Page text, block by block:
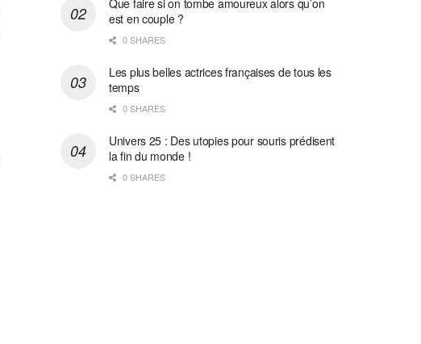
est en couple ?
0 SHARES
Les plus belles actrices françaises de tous les
temps
0 SHARES
Univers 25 : Des utopies pour souris prédisent
la fin du monde !
0 SHARES